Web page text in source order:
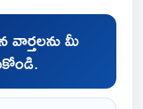
వార్తలను మీ